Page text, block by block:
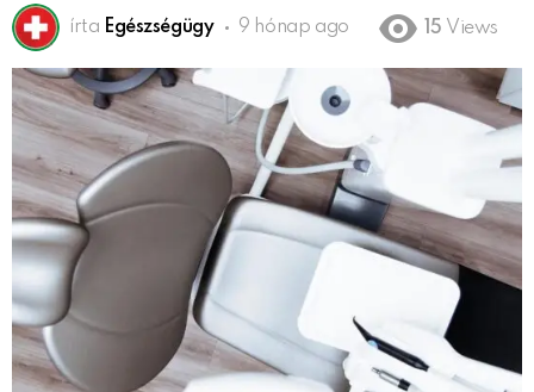
írta Egészségügy 9 hónap ago 15 Views